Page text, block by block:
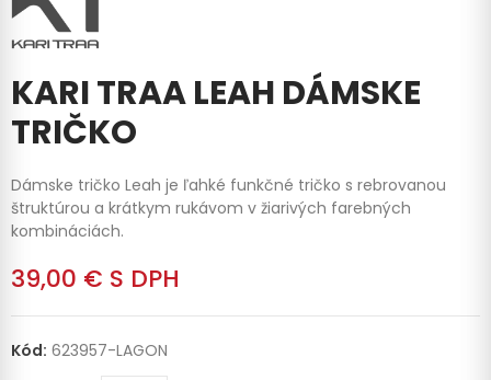
KARI TRAA LEAH DÁMSKE
TRIČKO
Dámske tričko Leah je ľahké funkčné tričko s rebrovanou
štruktúrou a krátkym rukávom v žiarivých farebných
kombináciách.
39,00 € S DPH
Kód: 623957-LAGON